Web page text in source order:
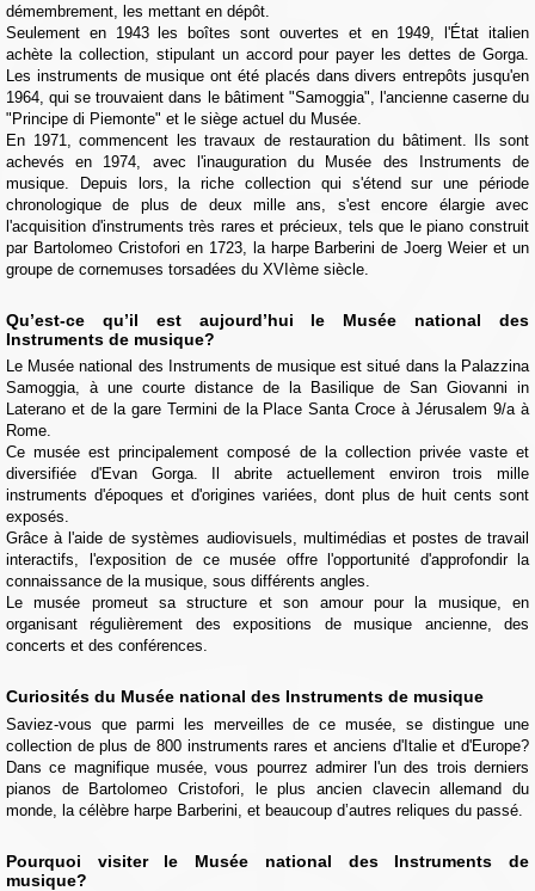
démembrement, les mettant en dépôt.
Seulement en 1943 les boîtes sont ouvertes et en 1949, l'État italien
achète la collection, stipulant un accord pour payer les dettes de Gorga.
Les instruments de musique ont été placés dans divers entrepôts jusqu'en
1964, qui se trouvaient dans le bâtiment "Samoggia", l'ancienne caserne du
"Principe di Piemonte" et le siège actuel du Musée.
En 1971, commencent les travaux de restauration du bâtiment. Ils sont
achevés en 1974, avec l'inauguration du Musée des Instruments de
musique. Depuis lors, la riche collection qui s'étend sur une période
chronologique de plus de deux mille ans, s'est encore élargie avec
l'acquisition d'instruments très rares et précieux, tels que le piano construit
par Bartolomeo Cristofori en 1723, la harpe Barberini de Joerg Weier et un
groupe de cornemuses torsadées du XVIème siècle.
Qu’est-ce qu’il est aujourd’hui le Musée national des
Instruments de musique?
Le Musée national des Instruments de musique est situé dans la Palazzina
Samoggia, à une courte distance de la Basilique de San Giovanni in
Laterano et de la gare Termini de la Place Santa Croce à Jérusalem 9/a à
Rome.
Ce musée est principalement composé de la collection privée vaste et
diversifiée d'Evan Gorga. Il abrite actuellement environ trois mille
instruments d'époques et d'origines variées, dont plus de huit cents sont
exposés.
Grâce à l'aide de systèmes audiovisuels, multimédias et postes de travail
interactifs, l'exposition de ce musée offre l'opportunité d'approfondir la
connaissance de la musique, sous différents angles.
Le musée promeut sa structure et son amour pour la musique, en
organisant régulièrement des expositions de musique ancienne, des
concerts et des conférences.
Curiosités du Musée national des Instruments de musique
Saviez-vous que parmi les merveilles de ce musée, se distingue une
collection de plus de 800 instruments rares et anciens d'Italie et d'Europe?
Dans ce magnifique musée, vous pourrez admirer l'un des trois derniers
pianos de Bartolomeo Cristofori, le plus ancien clavecin allemand du
monde, la célèbre harpe Barberini, et beaucoup d’autres reliques du passé.
Pourquoi visiter le Musée national des Instruments de
musique?